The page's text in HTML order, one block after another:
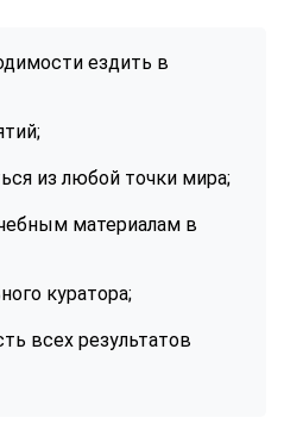
ездить в
из любой точки мира;
материалам в
куратора;
всех результатов